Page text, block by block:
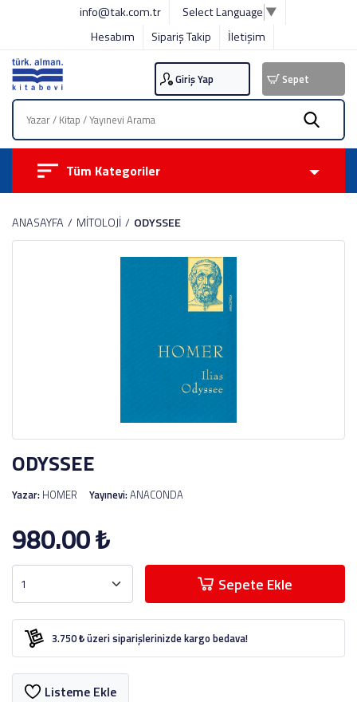
info@tak.com.tr Select Language ▼
Hesabım
Sipariş Takip İletişim
Giriş Yap Sepet
Tüm Kategoriler
ANASAYFA MİTOLOJİ ODYSSEE
ODYSSEE
Yazar: HOMER Yayınevi:ANACONDA
980.00₺
Sepete Ekle
3.750 ₺ üzeri siparişlerinizde kargo bedava!
Listeme Ekle